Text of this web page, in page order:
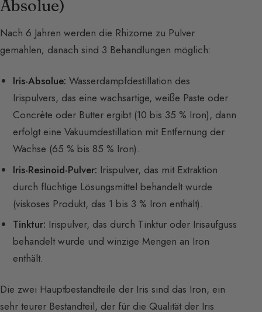
Absolue)
Nach 6 Jahren werden die Rhizome zu Pulver
gemahlen; danach sind 3 Behandlungen möglich:
Iris-Absolue: Wasserdampfdestillation des
Irispulvers, das eine wachsartige, weiße Paste oder
Concrète oder Butter ergibt (10 bis 35 % Iron), dann
erfolgt eine Vakuumdestillation mit Entfernung der
Wachse (65 % bis 85 % Iron).
Iris-Resinoid-Pulver: Irispulver, das mit Extraktion
durch flüchtige Lösungsmittel behandelt wurde
(viskoses Produkt, das 1 bis 3 % Iron enthält).
Tinktur: Irispulver, das durch Tinktur oder Irisaufguss
behandelt wurde und winzige Mengen an Iron
enthält.
Die zwei Hauptbestandteile der Iris sind das Iron, ein
sehr teurer Bestandteil, der für die Qualität der Iris